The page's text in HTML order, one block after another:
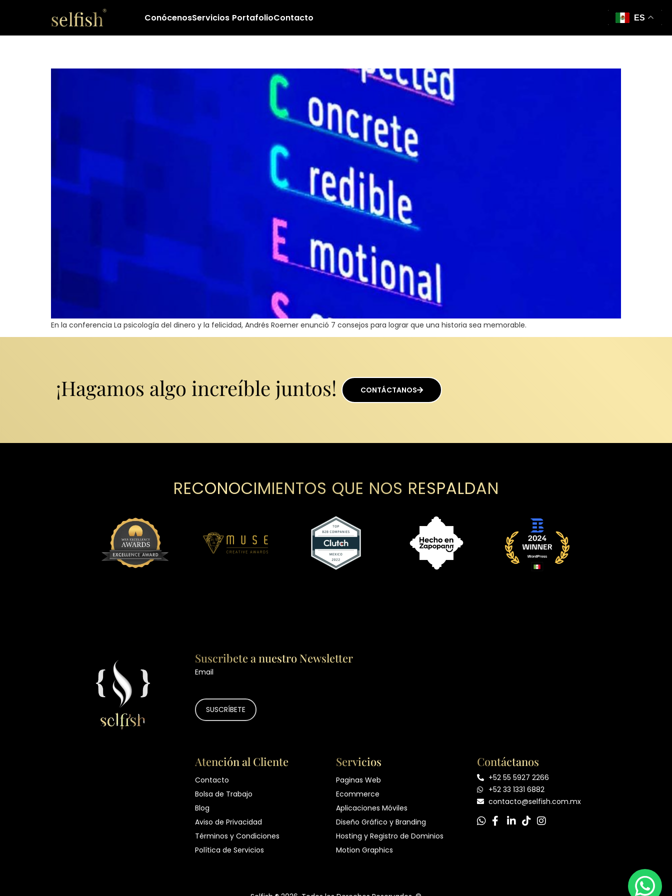
ConócenosServicios PortafolioContacto
En la conferencia La psicología del dinero y la felicidad, Andrés Roemer enunció 7 consejos para lograr que una historia sea memorable.
¡Hagamos algo increíble juntos! CONTÁCTANOS
RECONOCIMIENTOS QUE NOS RESPALDAN
Suscribete a nuestro Newsletter
Email
Atención al Cliente
Contacto
Bolsa de Trabajo
Blog
Aviso de Privacidad
Términos y Condiciones
Política de Servicios
Servicios
Paginas Web
Ecommerce
Aplicaciones Móviles
Diseño Gráfico y Branding
Hosting y Registro de Dominios
Motion Graphics
Contáctanos
+52 55 5927 2266
+52 33 1331 6882
contacto@selfish.com.mx
ES